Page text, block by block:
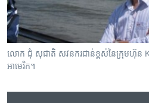
សម្ព័ន្ធ​
រំលង​
និង​
ទៅ​
ទំព័រ​
Khmer English
បណ្តាញ​សង្គម
លោក ជុំ សុជាតិ សវនករ​ជាន់ខ្ពស់​នៃ​ក្រុម​ហ៊ុន
អាមេរិក។